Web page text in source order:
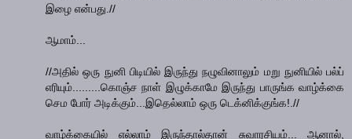
இழை என்பது.//
ஆமாம்...
//அதில் ஒரு நுனி பிடியில் இருந்து நழுவினாலும் மறு நுனியில் பல்ப்
எரியும்.........கொஞ்ச நாள் இழுக்காமே இருந்து பாருங்க வாழ்க்கை
செம போர் அடிக்கும்...இதெல்லாம் ஒரு டெக்னிக்குங்க!.//
வாழ்க்கையில் எல்லாம் இருந்தால்தான் சுவாரசியம்... ஆனால்,